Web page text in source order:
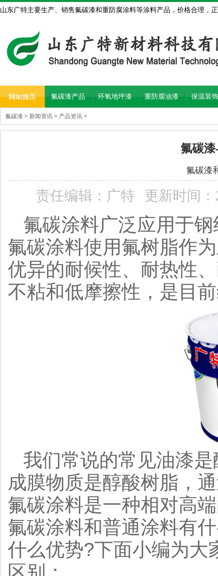
山东广特主要生产、销售氟碳漆和重防腐涂料等涂料产品，价格合理，
氟碳漆产品 环氧地坪漆 重防腐油漆 保温装
氟碳漆 > 新闻资讯 > 产品资讯 >
氟碳
氟碳漆
责任编辑：广特 更新时间：
氟碳涂料广泛应用于
氟碳涂料使用氟树脂作
优异的耐候性、耐热性
不粘和低摩擦性，是目
我们常说的常见油漆
成膜物质是醇酸树脂，
氟碳涂料是一种相对高
氟碳涂料和普通涂料有
什么优势?下面小编为大